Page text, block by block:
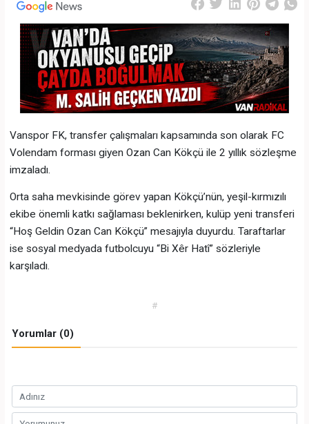
Vanspor FK, transfer çalışmaları kapsamında son olarak FC
Volendam forması giyen Ozan Can Kökçü ile 2 yıllık sözleşme
imzaladı.
Orta saha mevkisinde görev yapan Kökçü’nün, yeşil-kırmızılı
ekibe önemli katkı sağlaması beklenirken, kulüp yeni transferi
“Hoş Geldin Ozan Can Kökçü” mesajıyla duyurdu. Taraftarlar
ise sosyal medyada futbolcuyu “Bi Xêr Hatî” sözleriyle
karşıladı.
#
Yorumlar (0)